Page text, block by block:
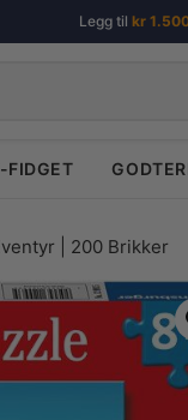
Legg til kr
FIDGET
| 200 Brikker